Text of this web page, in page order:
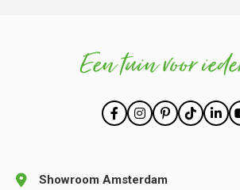
Een tuin voor
Showroom Amsterdam